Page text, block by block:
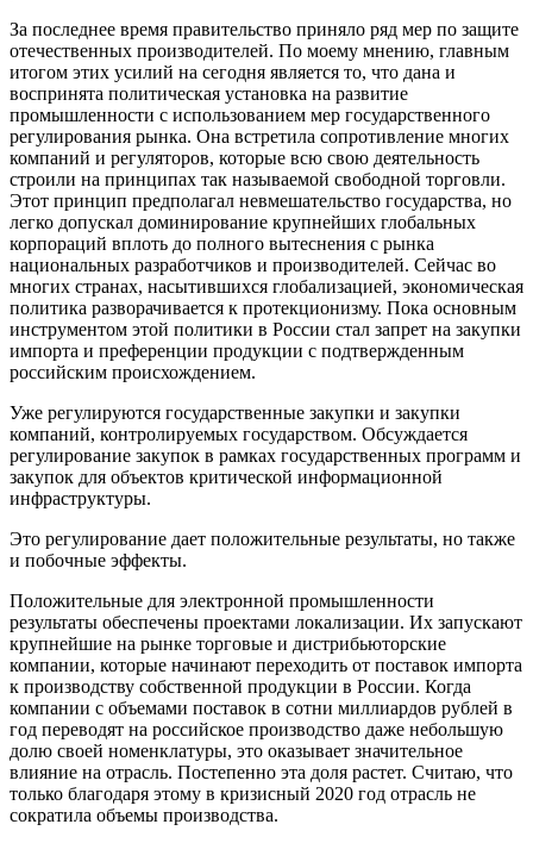
За последнее время правительство приняло ряд мер по защите
отечественных производителей. По моему мнению, главным
итогом этих усилий на сегодня является то, что дана и
воспринята политическая установка на развитие
промышленности с использованием мер государственного
регулирования рынка. Она встретила сопротивление многих
компаний и регуляторов, которые всю свою деятельность
строили на принципах так называемой свободной торговли.
Этот принцип предполагал невмешательство государства, но
легко допускал доминирование крупнейших глобальных
корпораций вплоть до полного вытеснения с рынка
национальных разработчиков и производителей. Сейчас во
многих странах, насытившихся глобализацией, экономическая
политика разворачивается к протекционизму. Пока основным
инструментом этой политики в России стал запрет на закупки
импорта и преференции продукции с подтвержденным
российским происхождением.
Уже регулируются государственные закупки и закупки
компаний, контролируемых государством. Обсуждается
регулирование закупок в рамках государственных программ и
закупок для объектов критической информационной
инфраструктуры.
Это регулирование дает положительные результаты, но также
и побочные эффекты.
Положительные для электронной промышленности
результаты обеспечены проектами локализации. Их запускают
крупнейшие на рынке торговые и дистрибьюторские
компании, которые начинают переходить от поставок импорта
к производству собственной продукции в России. Когда
компании с объемами поставок в сотни миллиардов рублей в
год переводят на российское производство даже небольшую
долю своей номенклатуры, это оказывает значительное
влияние на отрасль. Постепенно эта доля растет. Считаю, что
только благодаря этому в кризисный 2020 год отрасль не
сократила объемы производства.